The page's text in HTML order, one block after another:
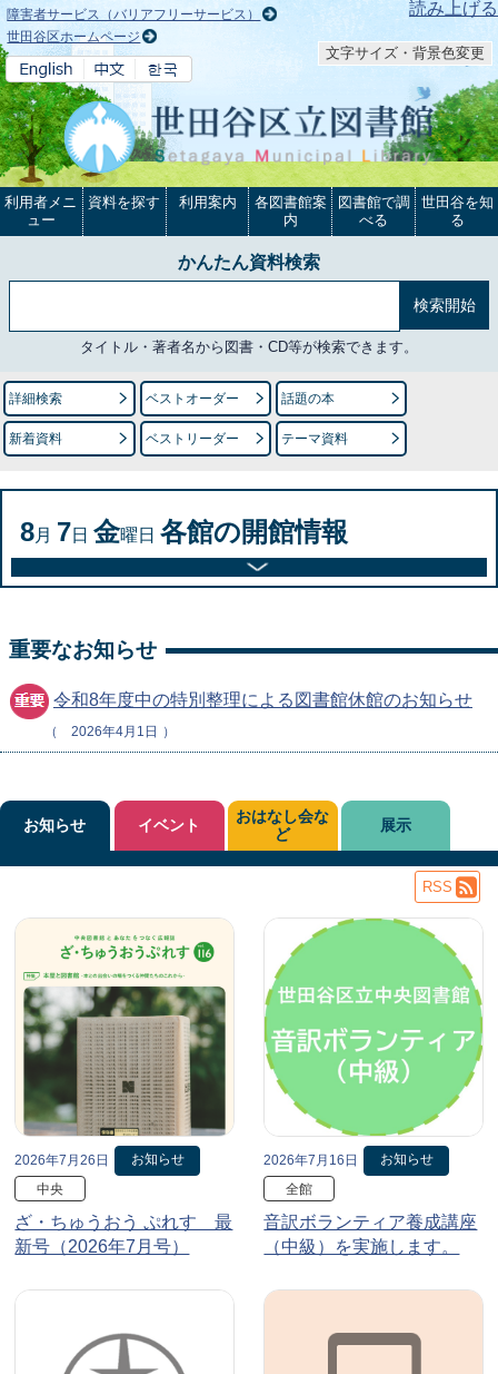
本文へ 読み上げる
障害者サービス（バリアフリーサービス）
世田谷区ホームページ
文字サイズ・背景色変更
利用者メニ
ュー
資料を探す 利用案内
各図書館案
内
図書館で調
べる
世田谷を知
る
かんたん資料検索
タイトル・著者名から図書・CD等が検索できます。
詳細検索 ベストオーダー 話題の本
新着資料 ベストリーダー テーマ資料
8月 7日 金曜日 各館の開館情報
重要なお知らせ
令和8年度中の特別整理による図書館休館のお知らせ
2026年4月1日
お知らせ
2026年7月26日
お知らせ
中央
ざ・ちゅうおう ぷれす 最
新号（2026年7月号）
2026年7月16日
お知らせ
全館
音訳ボランティア養成講座
（中級）を実施します。
イベント
おはなし会な
ど
展示
RSS